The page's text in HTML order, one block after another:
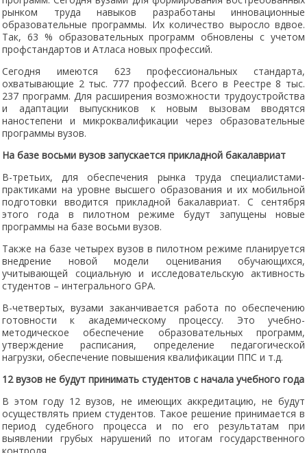
рынком труда навыков разработаны инновационные
образовательные программы. Их количество выросло вдвое.
Так, 63 % образовательных программ обновлены с учетом
профстандартов и Атласа новых профессий.
Сегодня имеются 623 профессиональных стандарта,
охватывающие 2 тыс. 777 профессий. Всего в Реестре 8 тыс.
237 программ. Для расширения возможности трудоустройства
и адаптации выпускников к новым вызовам вводятся
наностепени и микроквалификации через образовательные
программы вузов.
На базе восьми вузов запускается прикладной бакалавриат
В-третьих, для обеспечения рынка труда специалистами-
практиками на уровне высшего образования и их мобильной
подготовки вводится прикладной бакалавриат. С сентября
этого года в пилотном режиме будут запущены новые
программы на базе восьми вузов.
Также на базе четырех вузов в пилотном режиме планируется
внедрение новой модели оценивания обучающихся,
учитывающей социальную и исследовательскую активность
студентов – интегрального GPA.
В-четвертых, вузами заканчивается работа по обеспечению
готовности к академическому процессу. Это учебно-
методическое обеспечение образовательных программ,
утверждение расписания, определение педагогической
нагрузки, обеспечение повышения квалификации ППС и т.д.
12 вузов не будут принимать студентов с начала учебного года
В этом году 12 вузов, не имеющих аккредитацию, не будут
осуществлять прием студентов. Такое решение принимается в
период судебного процесса и по его результатам при
выявлении грубых нарушений по итогам государственного